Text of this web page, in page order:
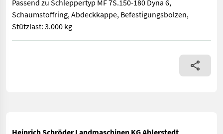
Passend zu Schleppertyp MF 7S.150-180 Dyna 6,
Schaumstoffring, Abdeckkappe, Befestigungsbolzen,
Stützlast: 3.000 kg
________ Passend zu Schleppertyp MF 7S.150-180 Dyna 6,
Heinrich Schröder Landmaschinen KG Ahlerstedt